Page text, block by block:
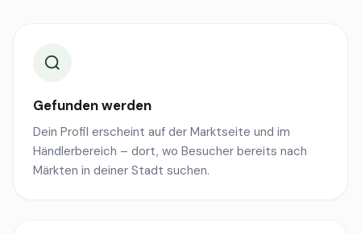
Gefunden werden
Dein Profil erscheint auf der Marktseite und im
Händlerbereich – dort, wo Besucher bereits nach
Märkten in deiner Stadt suchen.